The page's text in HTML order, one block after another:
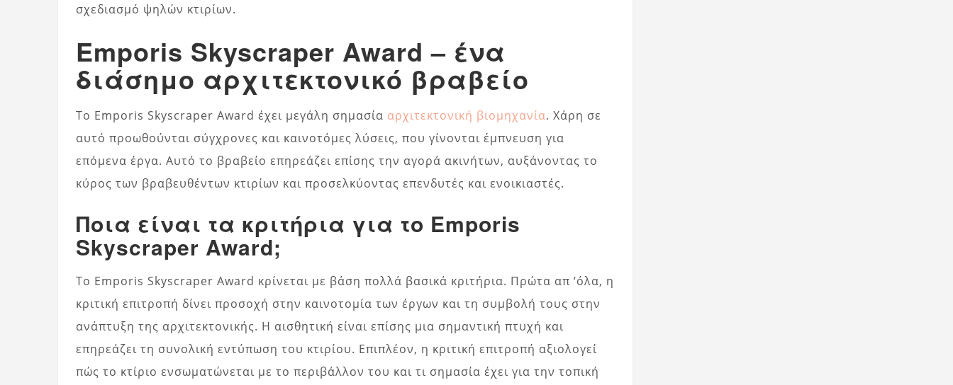
σχεδιασμό ψηλών κτιρίων.
Emporis Skyscraper Award – ένα
διάσημο αρχιτεκτονικό βραβείο
Το Emporis Skyscraper Award έχει μεγάλη σημασία αρχιτεκτονική βιομηχανία. Χάρη σε
αυτό προωθούνται σύγχρονες και καινοτόμες λύσεις, που γίνονται έμπνευση για
επόμενα έργα. Αυτό το βραβείο επηρεάζει επίσης την αγορά ακινήτων, αυξάνοντας το
κύρος των βραβευθέντων κτιρίων και προσελκύοντας επενδυτές και ενοικιαστές.
Ποια είναι τα κριτήρια για το Emporis
Skyscraper Award;
Το Emporis Skyscraper Award κρίνεται με βάση πολλά βασικά κριτήρια. Πρώτα απ ‘όλα, η
κριτική επιτροπή δίνει προσοχή στην καινοτομία των έργων και τη συμβολή τους στην
ανάπτυξη της αρχιτεκτονικής. Η αισθητική είναι επίσης μια σημαντική πτυχή και
επηρεάζει τη συνολική εντύπωση του κτιρίου. Επιπλέον, η κριτική επιτροπή αξιολογεί
πώς το κτίριο ενσωματώνεται με το περιβάλλον του και τι σημασία έχει για την τοπική